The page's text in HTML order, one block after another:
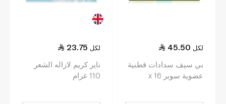
45.50 لكل
بي سيف سدادات قطنية
عضوية سوبر x 16
23.75 لكل
ناير كريم لازاله الشعر
110 غرام